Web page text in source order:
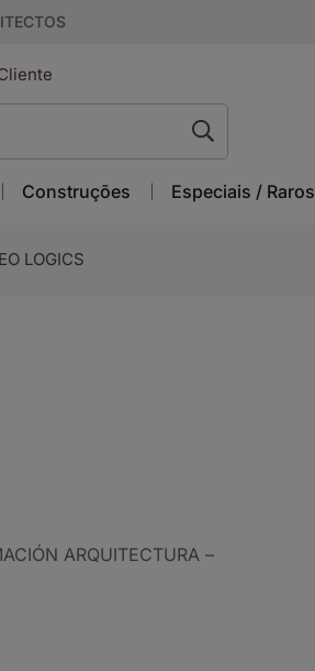
Construções Especiais / Raros
LOGICS
ARQUITECTURA –